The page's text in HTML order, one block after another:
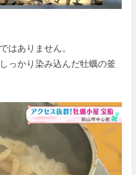
はありません。
っかり染み込んだ牡蠣の釜